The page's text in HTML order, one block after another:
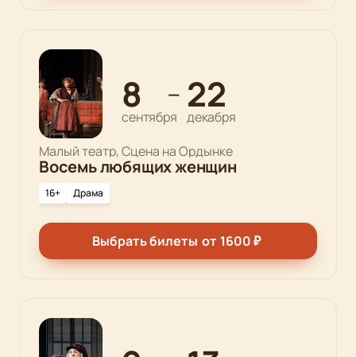
8
сентября
— 22
декабря
Малый театр, Сцена на Ордынке
Восемь любящих женщин
16+ Драма
Выбрать билеты от 1600₽